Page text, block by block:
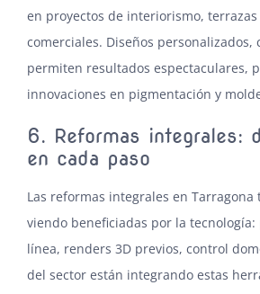
en proyectos de interiorismo, terrazas
comerciales. Diseños personalizados,
permiten resultados espectaculares,
innovaciones en pigmentación y
6. Reformas integrales:
en cada paso
Las reformas integrales en Tarragona
viendo beneficiadas por la
línea, renders 3D previos, control
del sector están integrando estas